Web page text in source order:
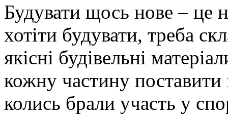
Будувати щось нове – це
хотіти будувати, треба
якісні будівельні
кожну частину
колись брали участь у